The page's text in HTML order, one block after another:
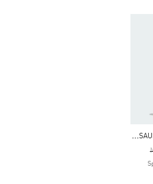
ح
ذاء للأطفال TENSAUR COMFORT
Price To